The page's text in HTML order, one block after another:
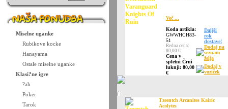
Miselne uganke
Rubikove kocke
Hanayama
Ostale miselne uganke
Klasi?ne igre
?ah
Poker
Tarok
Več ...
Koda artikla:
GWWHCH83-
51
Redna cena:
80,00 €
Cena v
spletni Črni
luknji: 80,00
€
Daljši
rok
dostave!
Dodaj na
seznam
želja
Dodaj v
voziček
Tzeentch Arcanites Kairic
Acolytes